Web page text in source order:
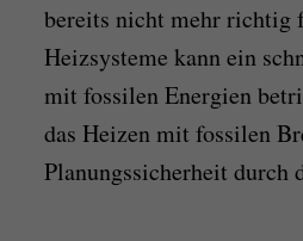
bereits nicht mehr richtig
Heizsysteme kann ein
mit fossilen Energien
das Heizen mit fossilen
Planungssicherheit durch